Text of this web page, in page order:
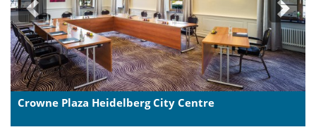
Previous Next
Crowne Plaza Heidelberg City Centre